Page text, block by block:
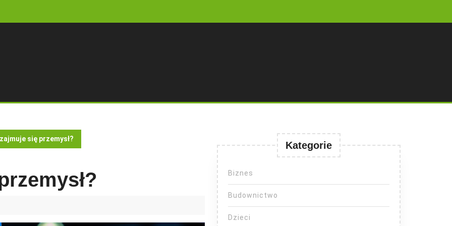
się przemysł?
Kategorie
Biznes
Budownictwo
Dzieci